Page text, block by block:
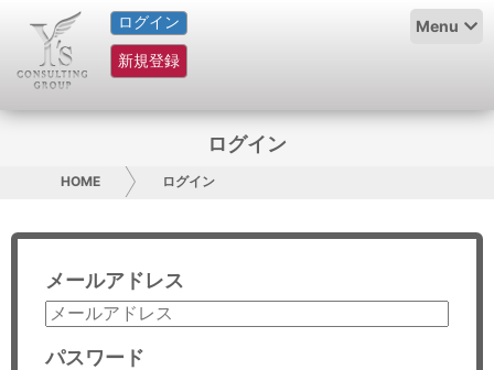
ログイン
新規登録
Menu
HOME
サービス紹介
グループ概要
採用情報
お問い合わせ
ログイン
HOME ログイン
メールアドレス
パスワード